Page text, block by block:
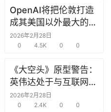
OpenAI将把伦敦打造
成其美国以外最大的研
究中心
2026年2月28日
0
4.5K 0 0
《大空头》原型警告：
英伟达处于与互联网泡
沫时期思科同样的“危
险境地”
2026年2月28日
0
2.4K 0 0